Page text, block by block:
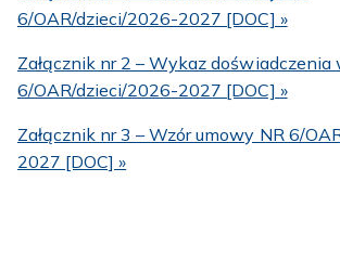
6/OAR/dzieci/2026-2027 [DOC] »
Załącznik nr 2 – Wykaz
6/OAR/dzieci/2026-2027 [DOC] »
Załącznik nr 3 – Wzór umowy NR 6/
2027 [DOC] »